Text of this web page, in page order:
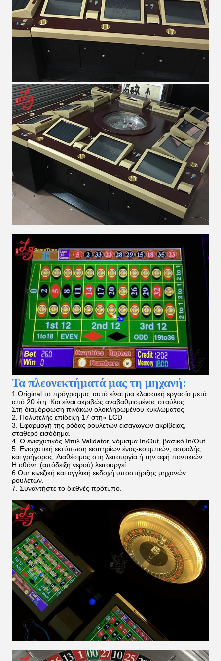
Τα πλεονεκτήματά μας τη μηχανή:
1.Original το πρόγραμμα, αυτό είναι μια κλασσική εργασία μετά
από 20 έτη. Και είναι ακριβώς αναβαθμισμένος σταύλος
Στη διαμόρφωση πινάκων ολοκληρωμένου κυκλώματος
2. Πολυτελής επίδειξη 17 στη» LCD
3. Εφαρμογή της ρόδας ρουλετών εισαγωγών ακρίβειας,
σταθερό εισόδημα.
4. Ο ενισχυτικός Μπιλ Validator, νόμισμα In/Out, βασικό In/Out.
5. Ενισχυτική εκτύπωση εισιτηρίων ένας-κουμπιών, ασφαλής
και γρήγορος. Διαθέσιμος στη λειτουργία ή την αφή ποντικιών
Η οθόνη (απόδειξη νερού) λειτουργεί.
6.Our κινεζική και αγγλική εκδοχή υποστήριξης μηχανών
ρουλετών.
7. Συναντήστε το διεθνές πρότυπο.